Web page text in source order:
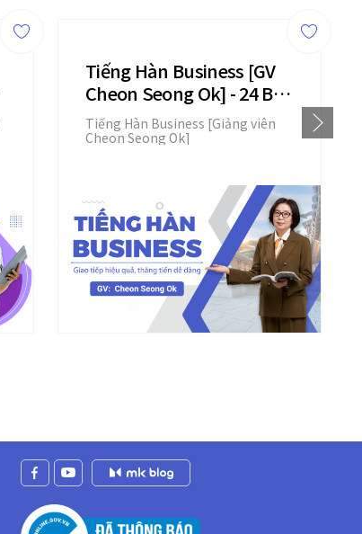
Tiếng Hàn Business [GV
Cheon Seong Ok] - 24 Bài
Giảng
Tiếng Hàn Business [Giảng viên
Cheon Seong Ok]